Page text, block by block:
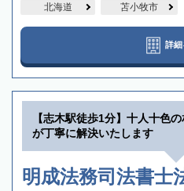
北海道 苫小牧市
詳細
【志木駅徒歩1分】十人十色
が丁寧に解決いたします
明成法務司法書士